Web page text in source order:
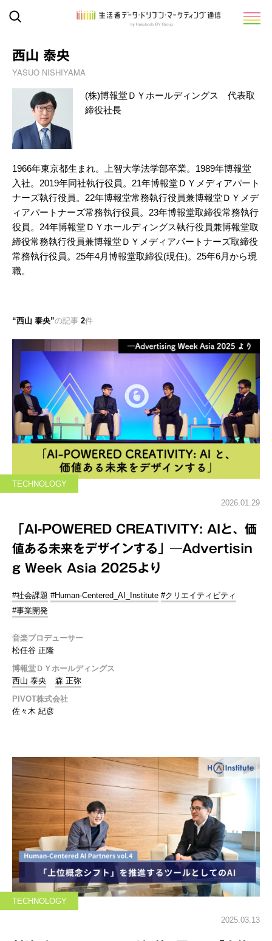
西山 泰央
YASUO NISHIYAMA
(株)博報堂ＤＹホールディングス 代表取
締役社長
1966年東京都生まれ。上智大学法学部卒業。1989年博報堂
入社。2019年同社執行役員。21年博報堂ＤＹメディアパート
ナーズ執行役員。22年博報堂常務執行役員兼博報堂ＤＹメデ
ィアパートナーズ常務執行役員。23年博報堂取締役常務執行
役員。24年博報堂ＤＹホールディングス執行役員兼博報堂取
締役常務執行役員兼博報堂ＤＹメディアパートナーズ取締役
常務執行役員。25年4月博報堂取締役(現任)。25年6月から現
職。
西山 泰央 の記事 2件
TECHNOLOGY
2026.01.29
「AI-POWERED CREATIVITY: AIと、価
値ある未来をデザインする」─Advertisin
g Week Asia 2025より
#社会課題 #Human-Centered_AI_Institute #クリエイティビティ
#事業開発
音楽プロデューサー
松任谷 正隆
博報堂ＤＹホールディングス
西山 泰央
森 正弥
PIVOT株式会社
佐々木 紀彦
TECHNOLOGY
2025.03.13